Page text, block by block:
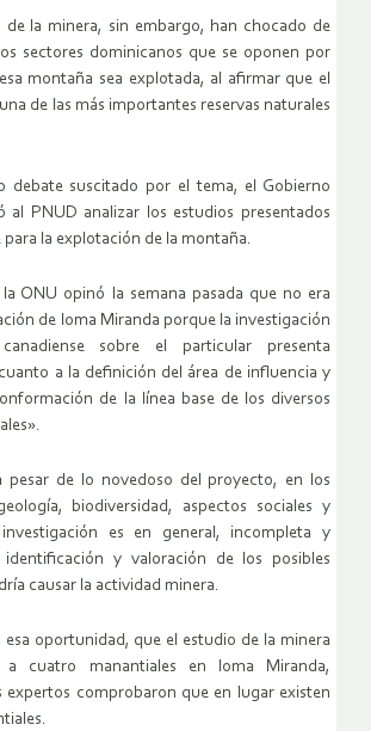
de la minera, sin embargo, han chocado de
sectores dominicanos que se oponen por
montaña sea explotada, al afirmar que el
de las más importantes reservas naturales
debate suscitado por el tema, el Gobierno
al PNUD analizar los estudios presentados
la explotación de la montaña.
ONU opinó la semana pasada que no era
de loma Miranda porque la investigación
sobre el particular presenta
a la definición del área de influencia y
de la línea base de los diversos
pesar de lo novedoso del proyecto, en los
biodiversidad, aspectos sociales y
es en general, incompleta y
y valoración de los posibles
causar la actividad minera.
esa oportunidad, que el estudio de la minera
a cuatro manantiales en loma Miranda,
expertos comprobaron que en lugar existen